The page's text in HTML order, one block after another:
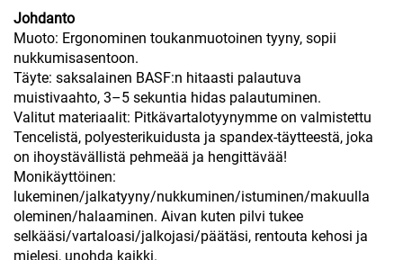
Johdanto
Muoto: Ergonominen toukanmuotoinen tyyny, sopii
nukkumisasentoon.
Täyte: saksalainen BASF:n hitaasti palautuva
muistivaahto, 3–5 sekuntia hidas palautuminen.
Valitut materiaalit: Pitkävartalotyynymme on valmistettu
Tencelistä, polyesterikuidusta ja spandex-täytteestä, joka
on ihoystävällistä pehmeää ja hengittävää!
Monikäyttöinen:
lukeminen/jalkatyyny/nukkuminen/istuminen/makuulla
oleminen/halaaminen. Aivan kuten pilvi tukee
selkääsi/vartaloasi/jalkojasi/päätäsi, rentouta kehosi ja
mielesi, unohda kaikki.